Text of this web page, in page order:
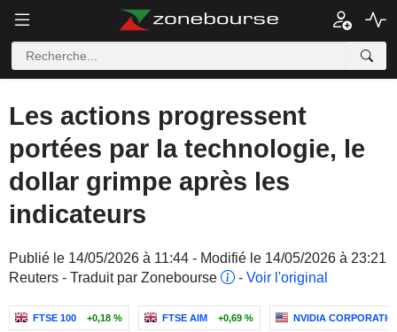
Les actions progressent
portées par la technologie, le
dollar grimpe après les
indicateurs
Publié le 14/05/2026 à 11:44 - Modifié le 14/05/2026 à 23:21
Reuters - Traduit par Zonebourse
- Voir l'original
FTSE 100 +0,18 % FTSE AIM +0,69 % NVIDIA